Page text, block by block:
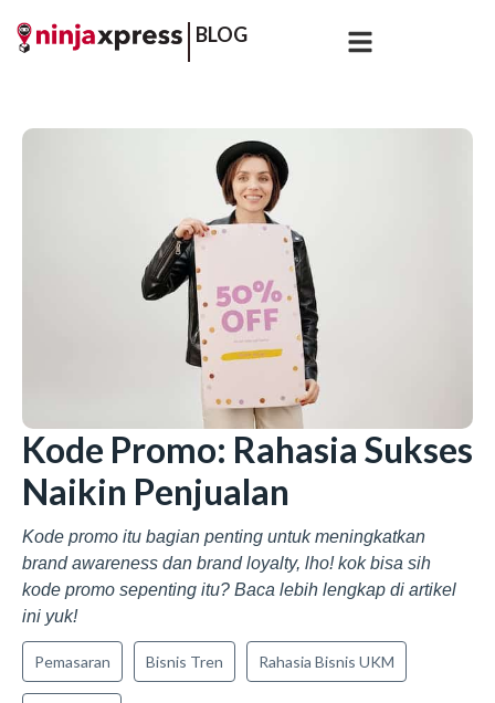
BLOG
Kode Promo: Rahasia Sukses
Naikin Penjualan
Kode promo itu bagian penting untuk meningkatkan
brand awareness dan brand loyalty, lho! kok bisa sih
kode promo sepenting itu? Baca lebih lengkap di artikel
ini yuk!
Pemasaran Bisnis Tren Rahasia Bisnis UKM